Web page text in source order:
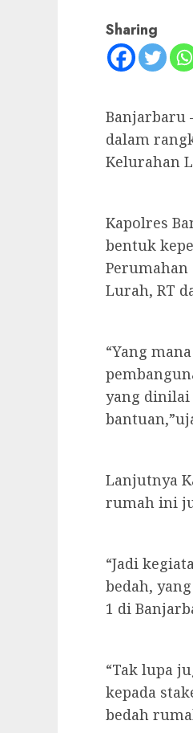
Sharing
Banjarbaru
dalam
Kelurahan
Kapolres
bentuk
Lurah, RT
“Yang
yang
Lanjutnya
rumah ini
“Jadi
bedah,
1 di
“Tak lupa
kepada
bedah